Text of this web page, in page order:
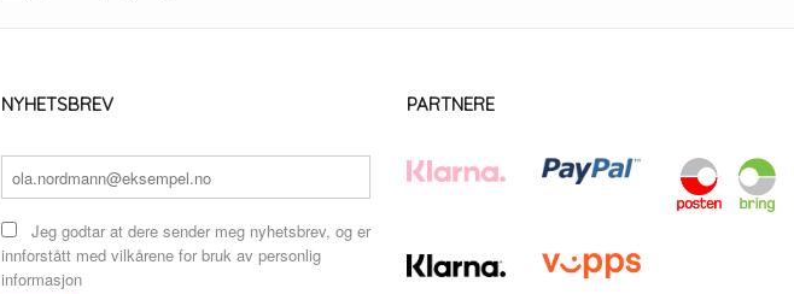
NYHETSBREV
Jeg godtar at dere sender meg nyhetsbrev, og er
innforstått med vilkårene for bruk av personlig
informasjon
PARTNERE